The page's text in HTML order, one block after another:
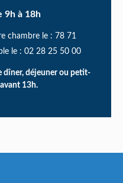
9h à 18h
chambre le : 78 71
le : 02 28 25 50 00
dîner, déjeuner ou petit-
13h.